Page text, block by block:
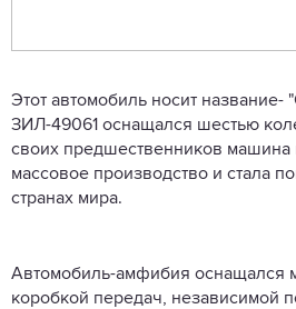
Этот автомобиль носит название-
ЗИЛ-49061 оснащался шестью
своих предшественников
массовое производство и стала
странах мира.
Автомобиль-амфибия оснащался
коробкой передач, независимой